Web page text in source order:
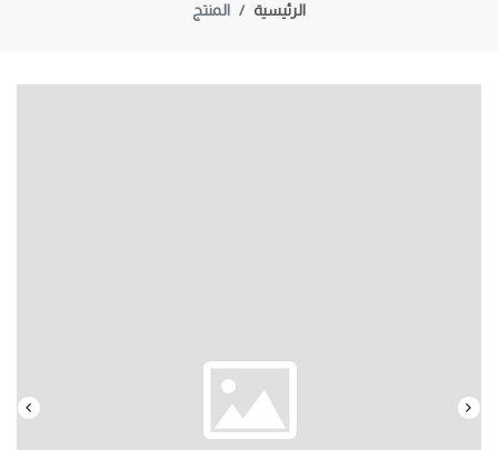
الرئيسية المنتج